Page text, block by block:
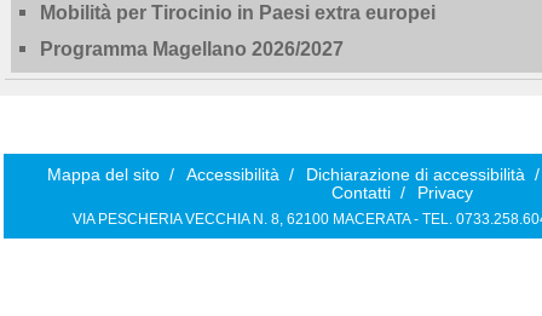
Mobilità per Tirocinio in Paesi extra europei
Programma Magellano 2026/2027
Mappa del sito / Accessibilità / Dichiarazione di accessibilità /
Contatti / Privacy
VIA PESCHERIA VECCHIA N. 8, 62100 MACERATA - TEL.